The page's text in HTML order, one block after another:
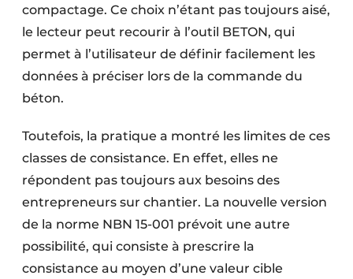
compactage. Ce choix n’étant pas toujours aisé,
le lecteur peut recourir à l’outil BETON, qui
permet à l’utilisateur de définir facilement les
données à préciser lors de la commande du
béton.
Toutefois, la pratique a montré les limites de ces
classes de consistance. En effet, elles ne
répondent pas toujours aux besoins des
entrepreneurs sur chantier. La nouvelle version
de la norme NBN 15-001 prévoit une autre
possibilité, qui consiste à prescrire la
consistance au moyen d’une valeur cible